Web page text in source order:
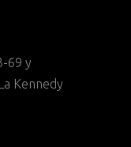
69 y
Kennedy